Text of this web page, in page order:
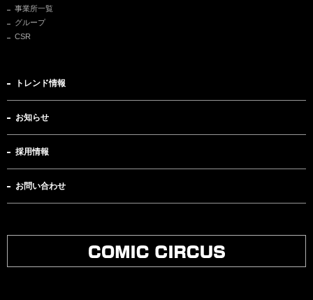
事業所一覧
グループ
CSR
トレンド情報
お知らせ
採用情報
お問い合わせ